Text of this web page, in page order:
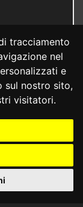
tracciamento
nel
e
sul nostro sito,
visitatori.